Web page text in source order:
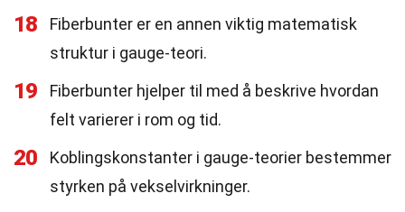
18
Fiberbunter er en annen viktig matematisk
struktur i gauge-teori.
19
Fiberbunter hjelper til med å beskrive hvordan
felt varierer i rom og tid.
20
Koblingskonstanter i gauge-teorier bestemmer
styrken på vekselvirkninger.